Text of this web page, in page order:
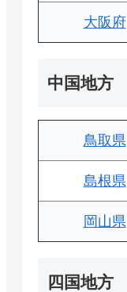
大阪府
中国地方
鳥取県
島根県
岡山県
四国地方